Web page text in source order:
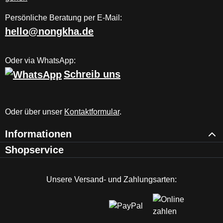
Persönliche Beratung per E-Mail:
hello@nongkha.de
Oder via WhatsApp:
Schreib uns
Oder über unser Kontaktformular.
Informationen
Shopservice
Unsere Versand- und Zahlungsarten: